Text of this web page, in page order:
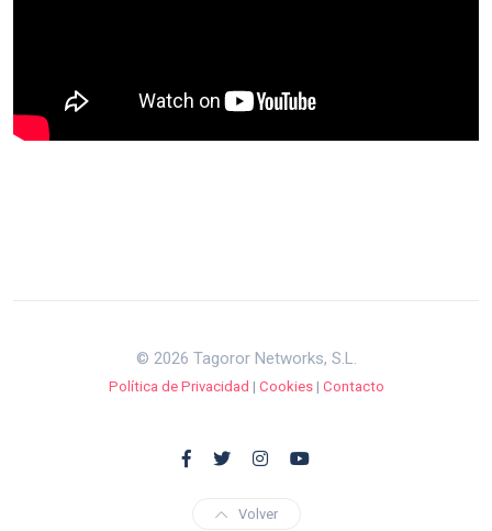
© 2026 Tagoror Networks, S.L.
Política de Privacidad | Cookies| Contacto
Volver